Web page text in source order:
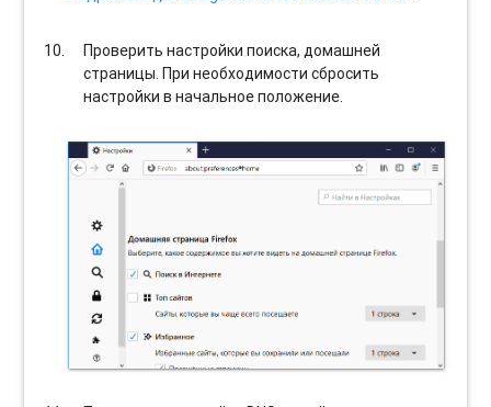
Проверить настройки поиска, домашней
страницы. При необходимости сбросить
настройки в начальное положение.